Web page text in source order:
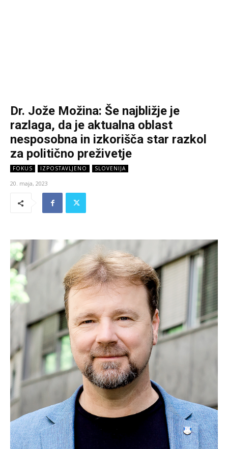
Dr. Jože Možina: Še najbližje je
razlaga, da je aktualna oblast
nesposobna in izkorišča star razkol
za politično preživetje
FOKUS IZPOSTAVLJENO SLOVENIJA
20. maja, 2023